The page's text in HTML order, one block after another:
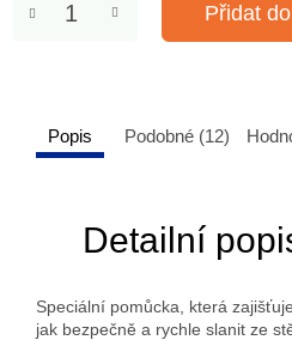
Přidat
Popis Podobné (12)
Detailní
Speciální pomůcka, která
jak bezpečně a rychle slanit ze